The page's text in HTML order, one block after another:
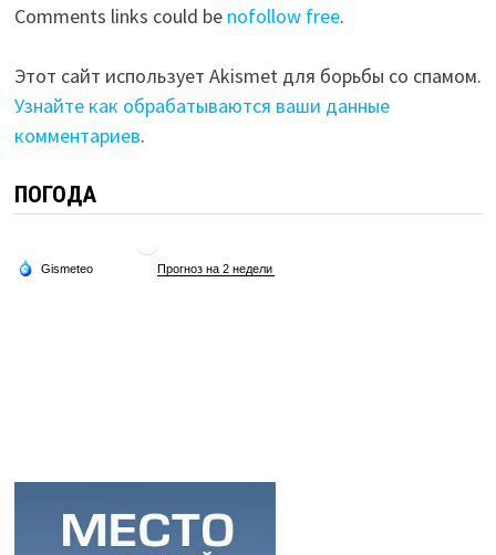
Comments links could be nofollow free.
Этот сайт использует Akismet для борьбы со спамом.
Узнайте как обрабатываются ваши данные
комментариев.
ПОГОДА